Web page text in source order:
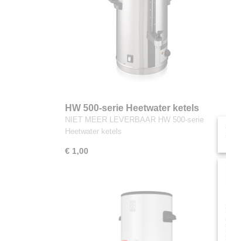
HW 500-serie Heetwater ketels
NIET MEER LEVERBAAR HW 500-serie
Heetwater ketels
€ 1,00